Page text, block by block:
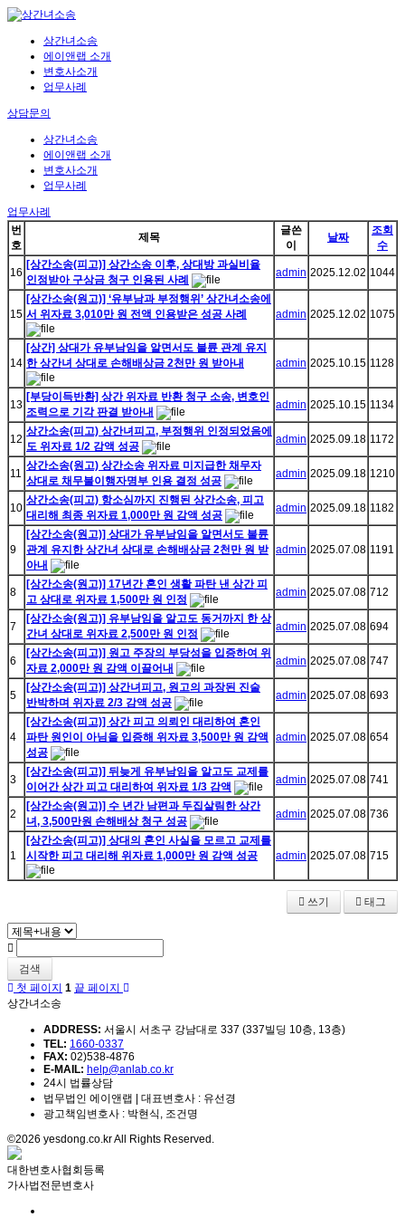
상간녀소송
에이앤랩 소개
변호사소개
업무사례
상담문의
상간녀소송
에이앤랩 소개
변호사소개
업무사례
업무사례
번
호
제목
글쓴
이
날짜
조회
수
16
[상간소송(피고)] 상간소송 이후, 상대방 과실비율
인정받아 구상금 청구 인용된 사례
admin 2025.12.02 1044
15
[상간소송(원고)] ‘유부남과 부정행위’ 상간녀소송에
서 위자료 3,010만 원 전액 인용받은 성공 사례
admin 2025.12.02 1075
14
[상간] 상대가 유부남임을 알면서도 불륜 관계 유지
한 상간녀 상대로 손해배상금 2천만 원 받아내
admin 2025.10.15 1128
13
[부당이득반환] 상간 위자료 반환 청구 소송, 변호인
조력으로 기각 판결 받아내
admin 2025.10.15 1134
12
상간소송(피고) 상간녀피고, 부정행위 인정되었음에
도 위자료 1/2 감액 성공
admin 2025.09.18 1172
11
상간소송(원고) 상간소송 위자료 미지급한 채무자
상대로 채무불이행자명부 인용 결정 성공
admin 2025.09.18 1210
10
상간소송(피고) 항소심까지 진행된 상간소송, 피고
대리해 최종 위자료 1,000만 원 감액 성공
admin 2025.09.18 1182
9
[상간소송(원고)] 상대가 유부남임을 알면서도 불륜
관계 유지한 상간녀 상대로 손해배상금 2천만 원 받
아내
admin 2025.07.08 1191
8
[상간소송(원고)] 17년간 혼인 생활 파탄 낸 상간 피
고 상대로 위자료 1,500만 원 인정
admin 2025.07.08 712
7
[상간소송(원고)] 유부남임을 알고도 동거까지 한 상
간녀 상대로 위자료 2,500만 원 인정
admin 2025.07.08 694
6
[상간소송(피고)] 원고 주장의 부당성을 입증하여 위
자료 2,000만 원 감액 이끌어내
admin 2025.07.08 747
5
[상간소송(피고)] 상간녀피고, 원고의 과장된 진술
반박하며 위자료 2/3 감액 성공
admin 2025.07.08 693
4
[상간소송(피고)] 상간 피고 의뢰인 대리하여 혼인
파탄 원인이 아님을 입증해 위자료 3,500만 원 감액
성공
admin 2025.07.08 654
3
[상간소송(피고)] 뒤늦게 유부남임을 알고도 교제를
이어간 상간 피고 대리하여 위자료 1/3 감액
admin 2025.07.08 741
2
[상간소송(원고)] 수 년간 남편과 두집살림한 상간
녀, 3,500만원 손해배상 청구 성공
admin 2025.07.08 736
1
[상간소송(피고)] 상대의 혼인 사실을 모르고 교제를
시작한 피고 대리해 위자료 1,000만 원 감액 성공
admin 2025.07.08 715
쓰기 태그
검색
첫 페이지 1 끝 페이지
상간녀소송
ADDRESS: 서울시 서초구 강남대로 337 (337빌딩 10층, 13층)
TEL: 1660-0337
FAX: 02)538-4876
E-MAIL: help@anlab.co.kr
24시 법률상담
법무법인 에이앤랩 | 대표변호사 : 유선경
광고책임변호사 : 박현식, 조건명
©2026 yesdong.co.kr All Rights Reserved.
대한변호사협회등록
가사법전문변호사